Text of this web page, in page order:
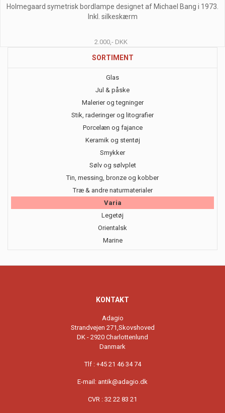
Holmegaard symetrisk bordlampe designet af Michael Bang i 1973.
Inkl. silkeskærm
2.000,- DKK
SORTIMENT
Glas
Jul & påske
Malerier og tegninger
Stik, raderinger og litografier
Porcelæn og fajance
Keramik og stentøj
Smykker
Sølv og sølvplet
Tin, messing, bronze og kobber
Træ & andre naturmaterialer
Varia
Legetøj
Orientalsk
Marine
KONTAKT
Adagio
Strandvejen 271,Skovshoved
DK - 2920 Charlottenlund
Danmark
Tlf : +45 21 46 34 74
E-mail: antik@adagio.dk
CVR : 32 22 83 21